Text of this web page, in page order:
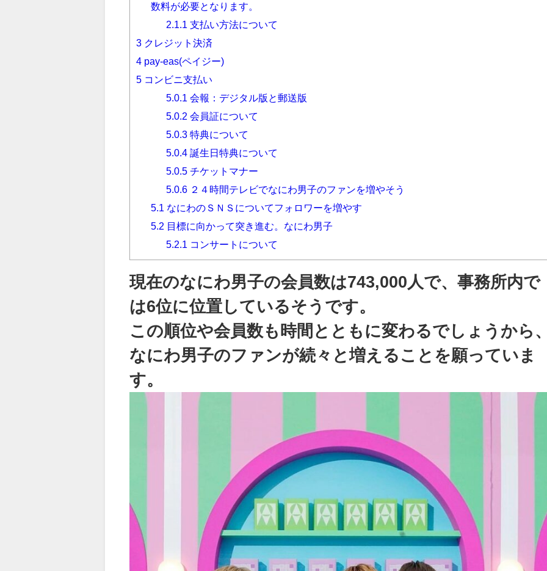
数料が必要となります。
2.1.1 支払い方法について
3 クレジット決済
4 pay-eas(ペイジー)
5 コンビニ支払い
5.0.1 会報：デジタル版と郵送版
5.0.2 会員証について
5.0.3特典について
5.0.4誕生日特典について
5.0.5チケットマナー
5.0.6２４時間テレビでなにわ男子のファンを増やそう
5.1
なにわのＳＮＳについてフォロワーを増やす
5.2 目標に向かって突き進む。なにわ男子
5.2.1
コンサートについて
現在のなにわ男子の会員数は743,000人で、事務所内で
は6位に位置しているそうです。
この順位や会員数も時間とともに変わるでしょうから
なにわ男子のファンが続々と増えることを願っていま
す。